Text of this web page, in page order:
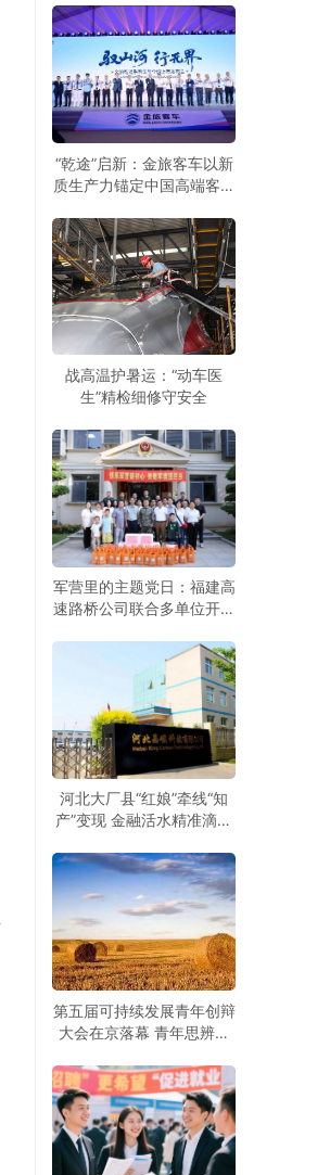
“乾途”启新：金旅客车以新
质生产力锚定中国高端客车
战高温护暑运：“动车医
生”精检细修守安全
军营里的主题党日：福建高
速路桥公司联合多单位开展
河北大厂县“红娘”牵线“知
产”变现 金融活水精准滴灌
第五届可持续发展青年创辩
大会在京落幕 青年思辨聚